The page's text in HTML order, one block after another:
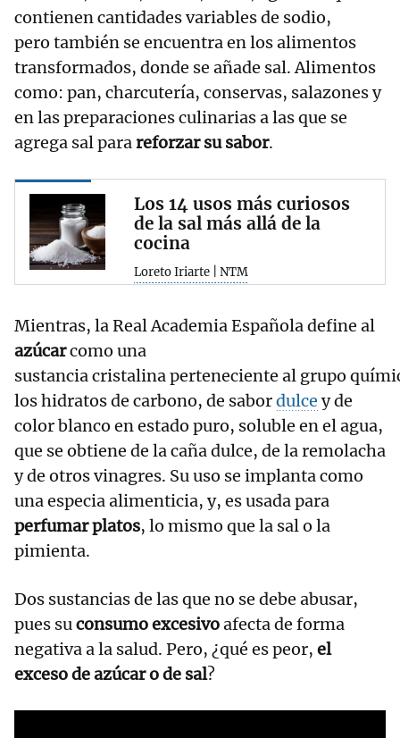
contienen cantidades variables de sodio,
pero también se encuentra en los alimentos
transformados, donde se añade sal. Alimentos
como: pan, charcutería, conservas, salazones y
en las preparaciones culinarias a las que se
agrega sal parareforzar su sabor.
Los 14 usos más curiosos
de la sal más allá de la
cocina
Loreto Iriarte | NTM
Mientras, la Real Academia Española define al
azúcarcomo una
sustancia cristalina perteneciente al grupo
los hidratos de carbono, de sabordulce y de
color blanco en estado puro, soluble en el agua,
que se obtiene de la caña dulce, de la remolacha
y de otros vinagres. Su uso se implanta como
una especia alimenticia, y, es usada para
perfumar platos, lo mismo que la sal o la
pimienta.
Dos sustancias de las que no se debe abusar,
pues suconsumo excesivoafecta de forma
negativa a la salud. Pero, ¿qué es peor, el
exceso de azúcar o de sal?